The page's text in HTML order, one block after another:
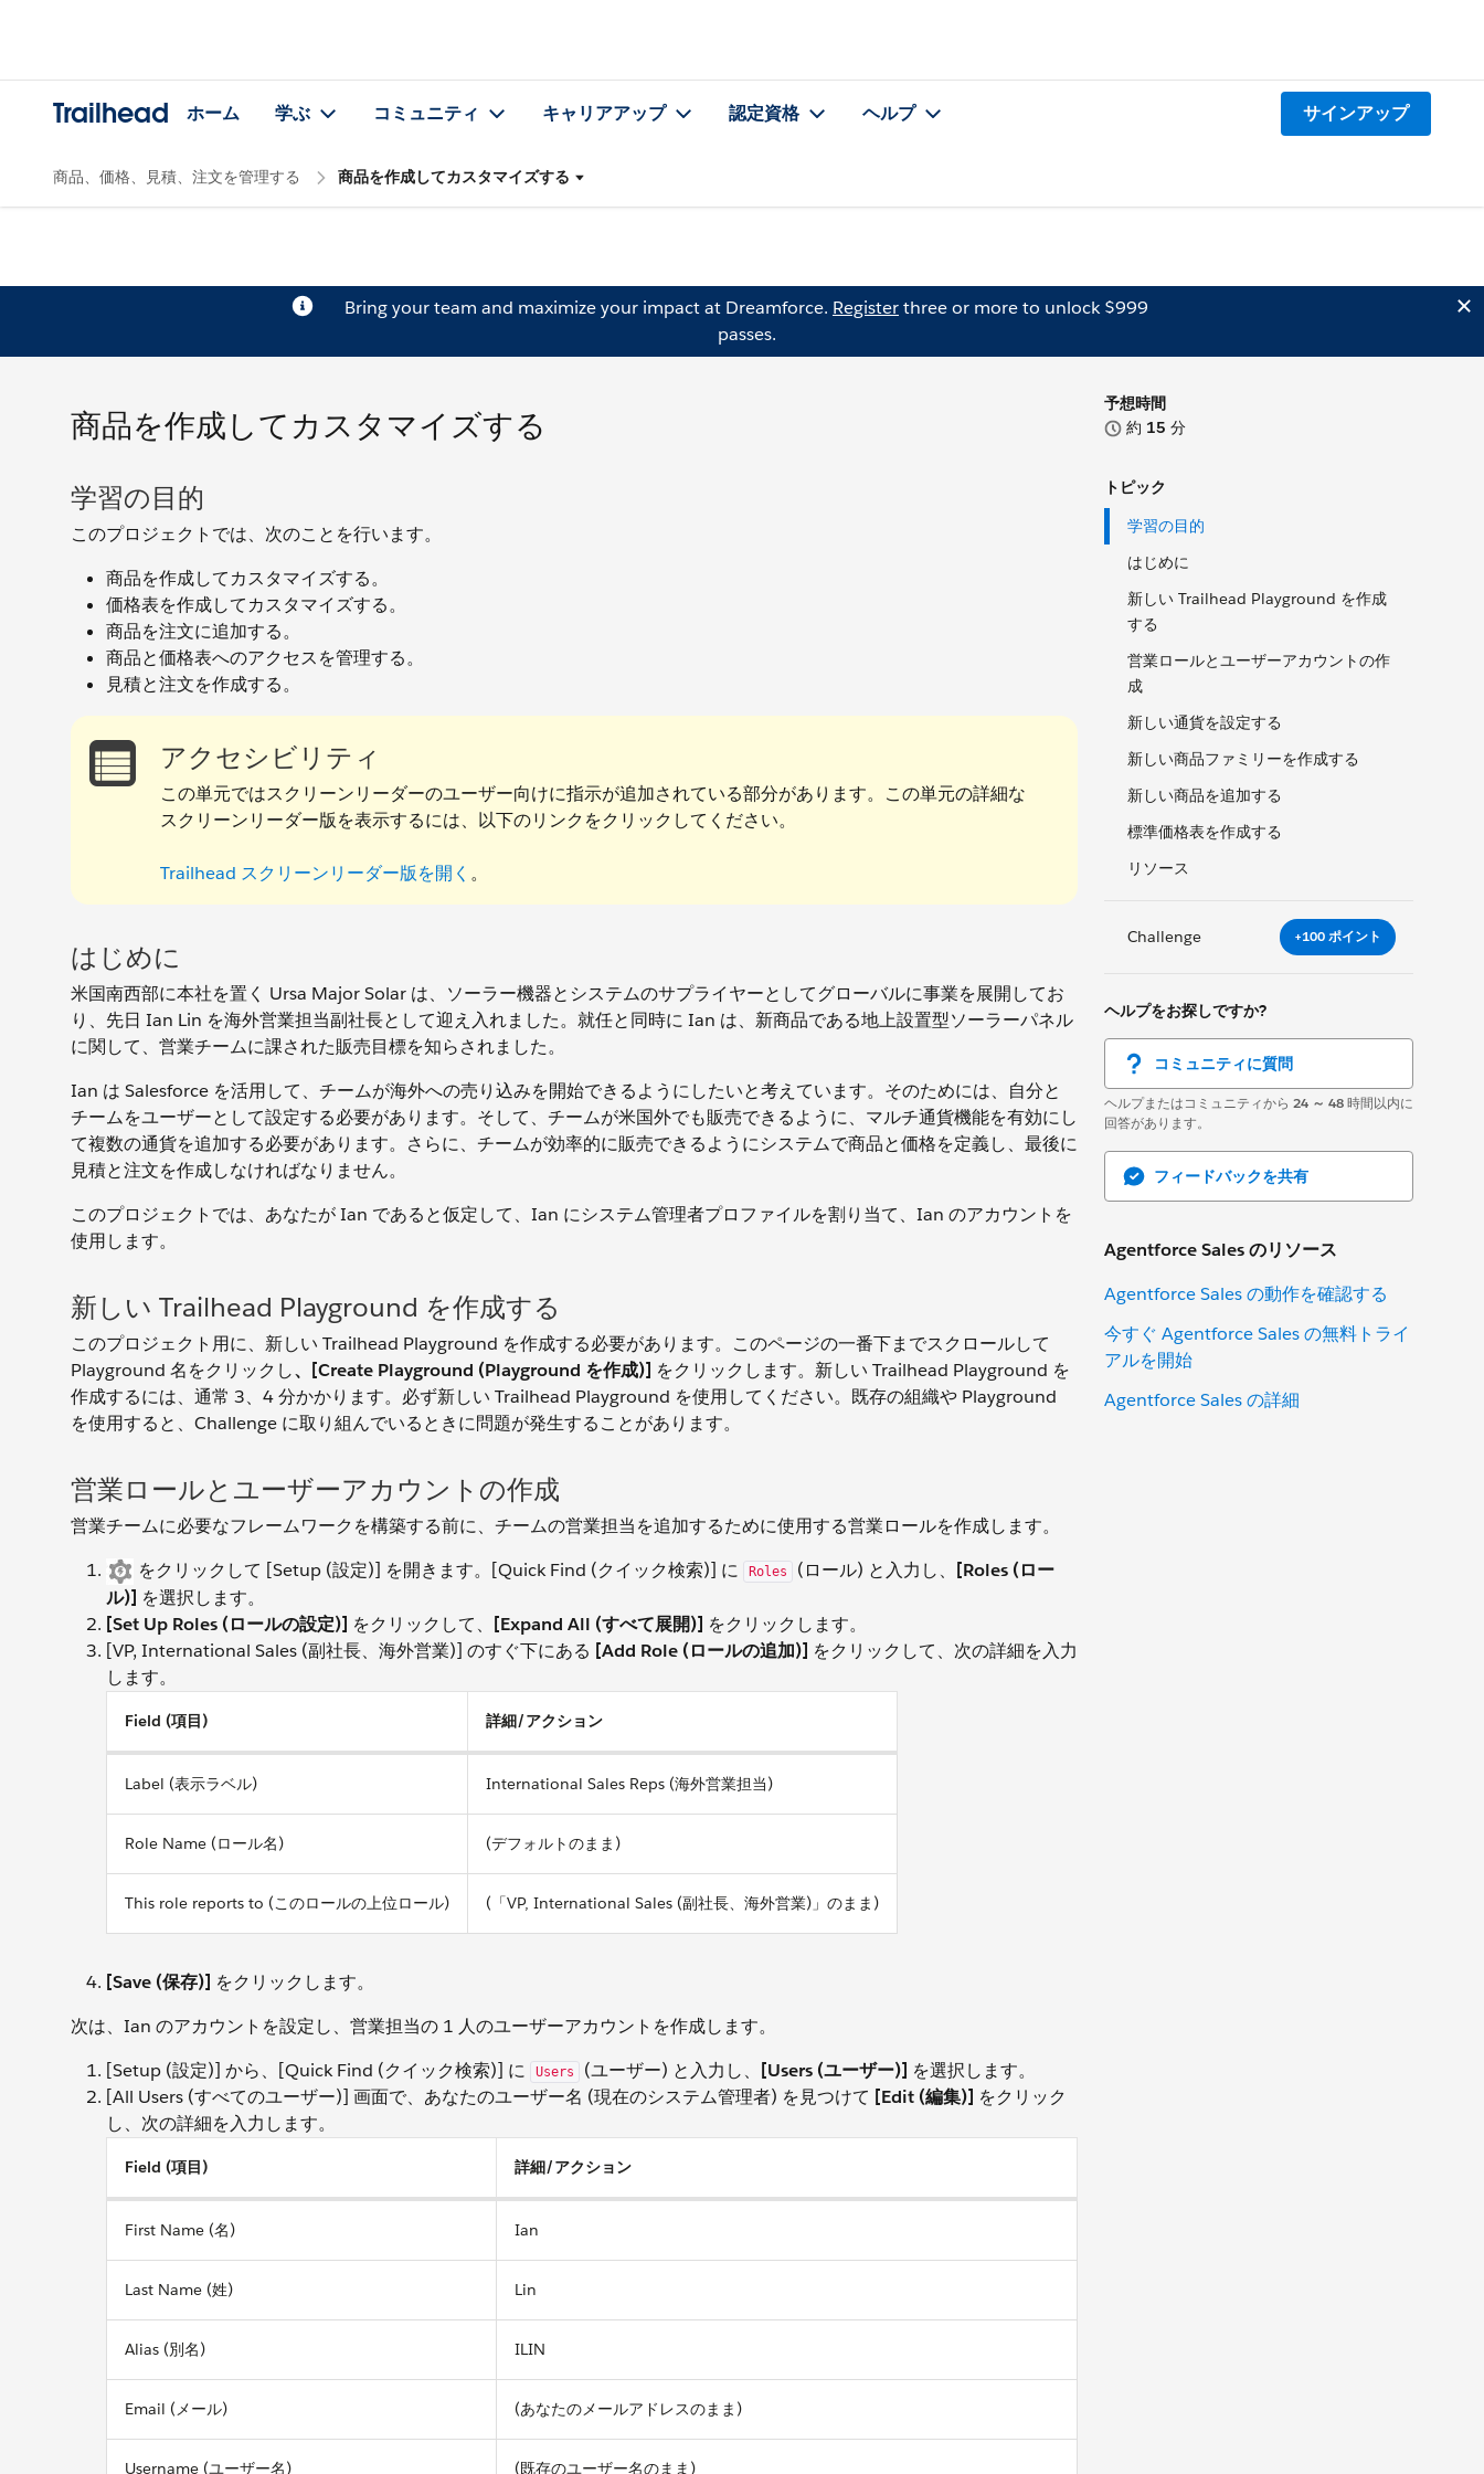
Trailhead ホーム 学ぶ コミュニティ キャリアアップ 認定資格 ヘルプ サインアップ
商品、価格、見積、注文を管理する 商品を作成してカスタマイズする
Bring your team and maximize your impact at Dreamforce. Registerthree or more to unlock $999
passes.
予想時間
約 15 分
トピック
学習の目的
はじめに
新しい Trailhead Playground を作成
する
営業ロールとユーザーアカウントの作
成
新しい通貨を設定する
新しい商品ファミリーを作成する
新しい商品を追加する
標準価格表を作成する
リソース
Challenge +100 ポイント
ヘルプをお探しですか?
コミュニティに質問
ヘルプまたはコミュニティから 24 ～ 48時間以内に
回答があります。
フィードバックを共有
Agentforce Sales のリソース
Agentforce Sales の動作を確認する
今すぐ Agentforce Sales の無料トライ
アルを開始
Agentforce Sales の詳細
商品を作成してカスタマイズする
学習の目的
このプロジェクトでは、次のことを行います。
商品を作成してカスタマイズする。
価格表を作成してカスタマイズする。
商品を注文に追加する。
商品と価格表へのアクセスを管理する。
見積と注文を作成する。
アクセシビリティ
この単元ではスクリーンリーダーのユーザー向けに指示が追加されている部分があります。この単元の詳細な
スクリーンリーダー版を表示するには、以下のリンクをクリックしてください。
Trailhead スクリーンリーダー版を開く 。
はじめに
米国南西部に本社を置く Ursa Major Solar は、ソーラー機器とシステムのサプライヤーとしてグローバルに事業を展開してお
り、先日 Ian Lin を海外営業担当副社長として迎え入れました。就任と同時に Ian は、新商品である地上設置型ソーラーパネル
に関して、営業チームに課された販売目標を知らされました。
Ian は Salesforce を活用して、チームが海外への売り込みを開始できるようにしたいと考えています。そのためには、自分と
チームをユーザーとして設定する必要があります。そして、チームが米国外でも販売できるように、マルチ通貨機能を有効にし
て複数の通貨を追加する必要があります。さらに、チームが効率的に販売できるようにシステムで商品と価格を定義し、最後に
見積と注文を作成しなければなりません。
このプロジェクトでは、あなたが Ian であると仮定して、Ian にシステム管理者プロファイルを割り当て、Ian のアカウントを
使用します。
新しい Trailhead Playground を作成する
このプロジェクト用に、新しい Trailhead Playground を作成する必要があります。このページの一番下までスクロールして
Playground 名をクリックし、[Create Playground (Playground を作成)] をクリックします。新しい Trailhead Playground を
作成するには、通常 3、4 分かかります。必ず新しい Trailhead Playground を使用してください。既存の組織や Playground
を使用すると、Challenge に取り組んでいるときに問題が発生することがあります。
営業ロールとユーザーアカウントの作成
営業チームに必要なフレームワークを構築する前に、チームの営業担当を追加するために使用する営業ロールを作成します。
をクリックして [Setup (設定)] を開きます。[Quick Find (クイック検索)] に
Roles (ロール) と入力し、
[Roles (ロー
ル)] を選択します。
[Set Up Roles (ロールの設定)] をクリックして、 [Expand All (すべて展開)] をクリックします。
[VP, International Sales (副社長、海外営業)] のすぐ下にある [Add Role (ロールの追加)] をクリックして、次の詳細を入力
します。
Field (項目) 詳細/アクション
Label (表示ラベル) International Sales Reps (海外営業担当)
Role Name (ロール名) (デフォルトのまま)
This role reports to (このロールの上位ロール) (「VP, International Sales (副社長、海外営業)」のまま)
[Save (保存)] をクリックします。
次は、Ian のアカウントを設定し、営業担当の 1 人のユーザーアカウントを作成します。
[Setup (設定)] から、[Quick Find (クイック検索)] に
Users (ユーザー) と入力し、 [Users (ユーザー)] を選択します。
[All Users (すべてのユーザー)] 画面で、あなたのユーザー名 (現在のシステム管理者) を見つけて [Edit (編集)] をクリック
し、次の詳細を入力します。
Field (項目) 詳細/アクション
First Name (名) Ian
Last Name (姓) Lin
Alias (別名) ILIN
Email (メール) (あなたのメールアドレスのまま)
Username (ユーザー名) (既存のユーザー名のまま)